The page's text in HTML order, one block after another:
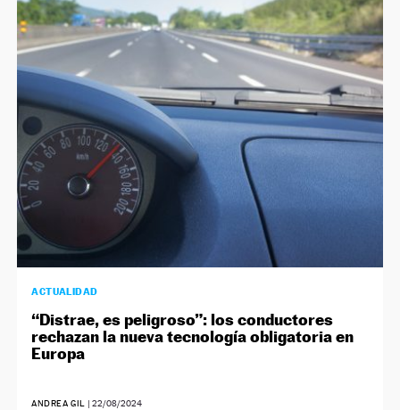
ACTUALIDAD
“Distrae, es peligroso”: los conductores
rechazan la nueva tecnología obligatoria en
Europa
ANDREA GIL | 22/08/2024